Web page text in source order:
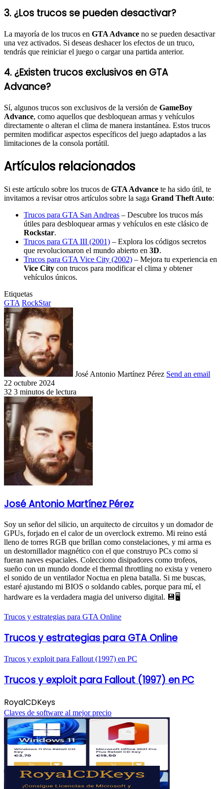
3. ¿Los trucos se pueden desactivar?
La mayoría de los trucos en GTA Advance no se pueden desactivar
una vez activados. Si deseas deshacer los efectos de un truco,
tendrás que reiniciar el juego o cargar una partida anterior.
4. ¿Existen trucos exclusivos en GTA
Advance?
Sí, algunos trucos son exclusivos de la versión de GameBoy
Advance, como aquellos que desbloquean armas y vehículos
directamente o alteran el clima de manera instantánea. Estos trucos
permiten modificar aspectos específicos del juego adaptados a las
limitaciones de la consola portátil.
Artículos relacionados
Si este artículo sobre los trucos de GTA Advance te ha sido útil, te
invitamos a revisar otros artículos sobre la saga Grand Theft Auto:
Trucos para GTA San Andreas – Descubre los trucos más
útiles para desbloquear armas y vehículos en este clásico de
Rockstar.
Trucos para GTA III (2001) – Explora los códigos secretos
que revolucionaron el mundo abierto en 3D.
Trucos para GTA Vice City (2002) – Mejora tu experiencia en
Vice City con trucos para modificar el clima y obtener
vehículos únicos.
Etiquetas
GTA RockStar
José Antonio Martínez Pérez Send an email
22 octubre 2024
32 3 minutos de lectura
José Antonio Martínez Pérez
Soy un señor del silicio, un arquitecto de circuitos y un domador de
GPUs, forjado en el calor de un overclock extremo. Mi reino está
lleno de torres RGB que brillan como constelaciones, y mi arma es
un destornillador magnético con el que construyo PCs como si
fueran naves espaciales. Colecciono disipadores como trofeos,
sueño con un mundo donde el thermal throttling no exista y venero
el sonido de un ventilador Noctua en plena batalla. Si me buscas,
estaré ajustando mi BIOS o soldando cables, porque para mí, el
hardware es la verdadera magia del universo digital. 💾🖥️
Trucos y estrategias para GTA Online
Trucos y estrategias para GTA Online
Trucos y exploit para Fallout (1997) en PC
Trucos y exploit para Fallout (1997) en PC
RoyalCDKeys
Claves de software al mejor precio